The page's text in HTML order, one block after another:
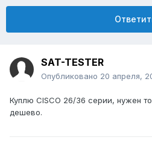
SAT-TESTER
Опубликовано 20 апреля,
Куплю CISCO 26/36 серии, нужен
дешево.